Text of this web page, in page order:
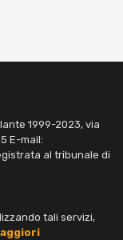
1999-2023, via
E-mail:
al tribunale di
tali servizi,